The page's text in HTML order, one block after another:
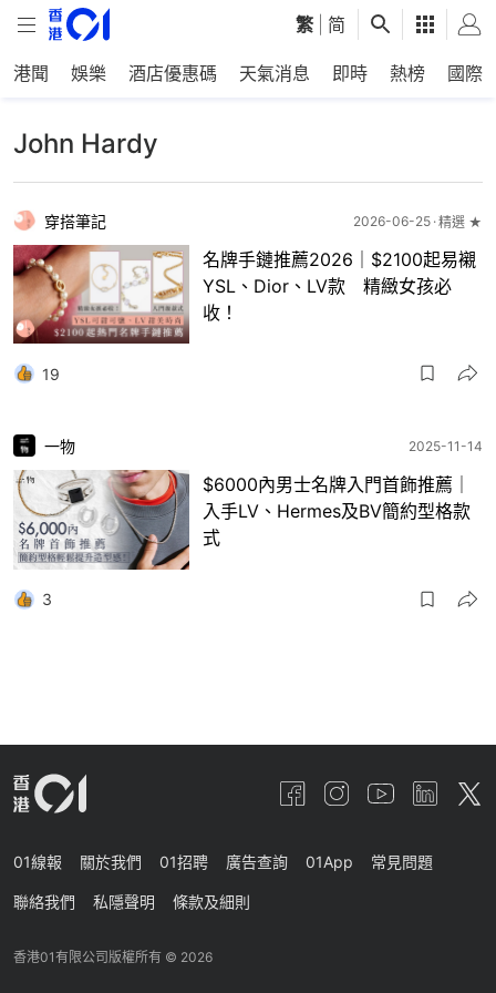
繁 简
港聞 娛樂 酒店優惠碼 天氣消息 即時 熱榜 國際
John Hardy
穿搭筆記 2026-06-25 精選 ★
名牌手鏈推薦2026｜$2100起易襯
YSL、Dior、LV款 精緻女孩必
收！
19
一物 2025-11-14
$6000內男士名牌入門首飾推薦｜
入手LV、Hermes及BV簡約型格款
式
3
01線報 關於我們 01招聘 廣告查詢 01App 常見問題
聯絡我們 私隱聲明 條款及細則
香港01有限公司版權所有 © 2026